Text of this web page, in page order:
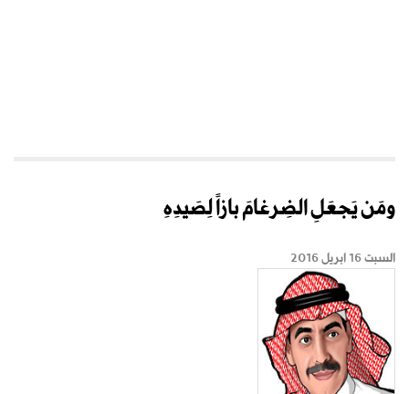
ومَن يَجعَلِ الضِرغامَ بازاً لِصَيدِهِ
السبت 16 ابريل 2016